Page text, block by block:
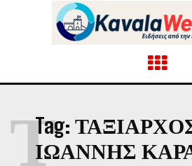
Tag:
ΙΩΆΝΝΗΣ
Τ